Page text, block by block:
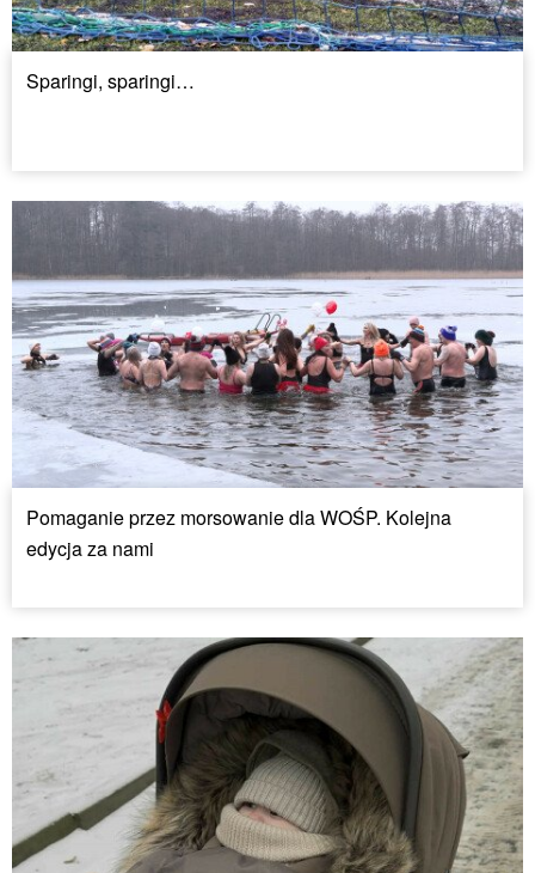
Sparingi, sparingi…
Pomaganie przez morsowanie dla WOŚP. Kolejna
edycja za nami